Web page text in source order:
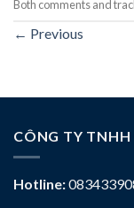
Both comments and
← Previous
CÔNG TY
Hotline: